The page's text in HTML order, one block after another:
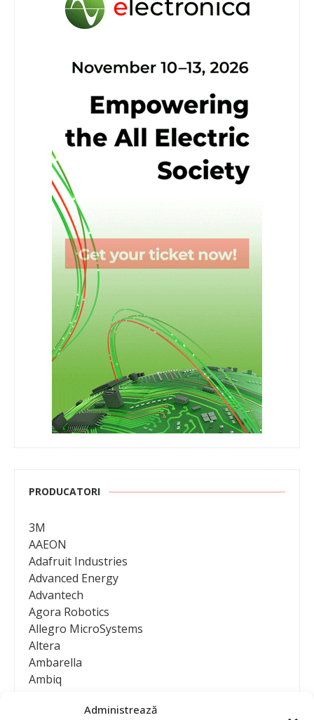
Administrează
PRODUCATORI
3M
AAEON
Adafruit Industries
Advanced Energy
Advantech
Agora Robotics
Allegro MicroSystems
Altera
Ambarella
Ambiq